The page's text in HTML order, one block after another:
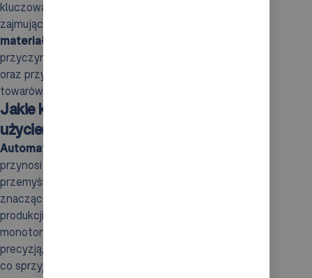
kluczową rolę w organizacji przestrzeni magazynowej,
zajmując się
materiałów
przyczynia się do zmniejszenia liczby błędów ludzkich
oraz przyspieszenia procesów związanych z obsługą
towarów.
Jakie korzyści niesie automatyzacja z
użyciem robotów portalowych?
Automatyzacja
przynosi szereg
przemyśle. Wprowadzenie tego typu technologii
znacząco zwiększa
produkcji, jak i logistyce. Roboty te wykonują
monotonny zestaw zadań z niezwykłą szybkością i
precyzją, które kiedyś były poza zasięgiem człowieka,
co sprzyja